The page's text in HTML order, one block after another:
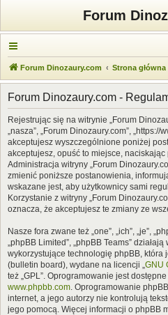
Forum
Forum Dinozaury.com Strona główna
Forum Dinozaury.com -
Rejestrując się na witrynie „Forum
„nasza”, „Forum Dinozaury.com”, „https://
akceptujesz wyszczególnione poniżej
akceptujesz, opuść to miejsce, naciskając
Administracja witryny „Forum
zmienić poniższe postanowienia,
wskazane jest, aby użytkownicy sami
Korzystanie z witryny „Forum
oznacza, że akceptujesz te zmiany ze
Nasze fora zwane też „one”, „ich”, „je”,
„phpBB Limited”, „phpBB Teams”
wykorzystujące technologię phpBB, która
(bulletin board), wydane na licencji „GNU
też „GPL”. Oprogramowanie jest
www.phpbb.com. Oprogramowanie
internet, a jego autorzy nie kontrolują
jego pomocą. Więcej informacji o phpBB